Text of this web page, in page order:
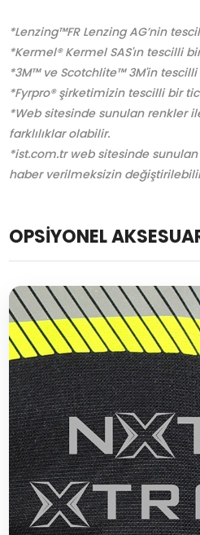
*Lenzing™FR Lenzing AG’nin
*Kermel® Kermel SAS'ın tescilli
*3M™ ve Scotchlite™ 3M'in tescilli
*Fyrpro® şirketimizin tescilli bir
*Web sitesinde sunulan renkler
farklılıklar olabilir.
*ist.com.tr web sitesinde
haber verilmeksizin
OPSİYONEL